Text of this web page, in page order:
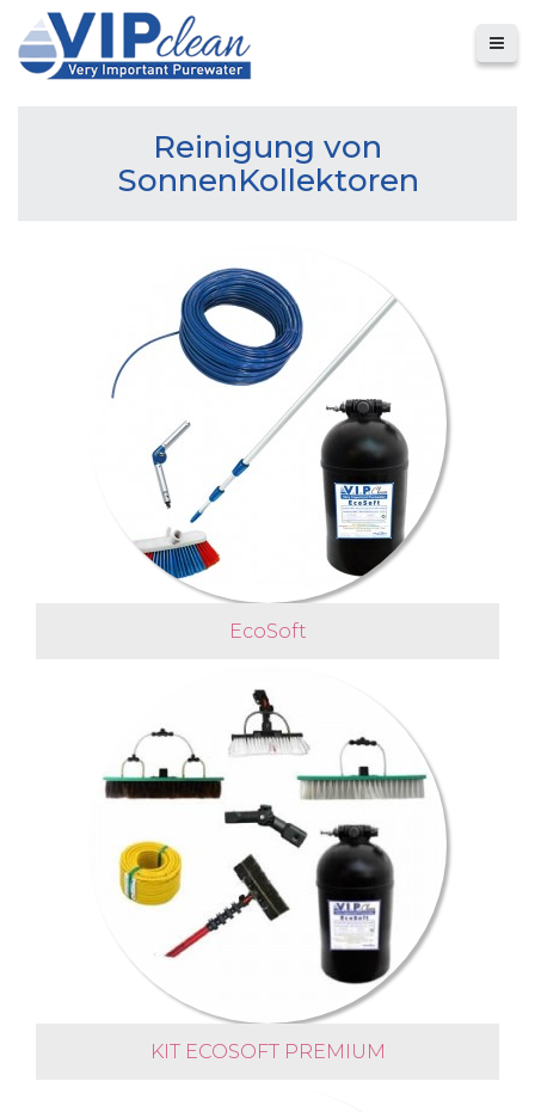
Reinigung von
SonnenKollektoren
EcoSoft
KIT ECOSOFT PREMIUM